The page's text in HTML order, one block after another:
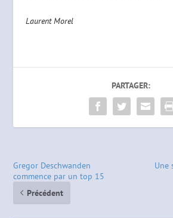
Laurent Morel
PARTAGER:
Gregor Deschwanden
commence par un top 15
Précédent
Une